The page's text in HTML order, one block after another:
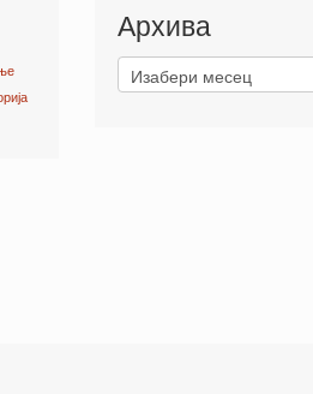
Архива